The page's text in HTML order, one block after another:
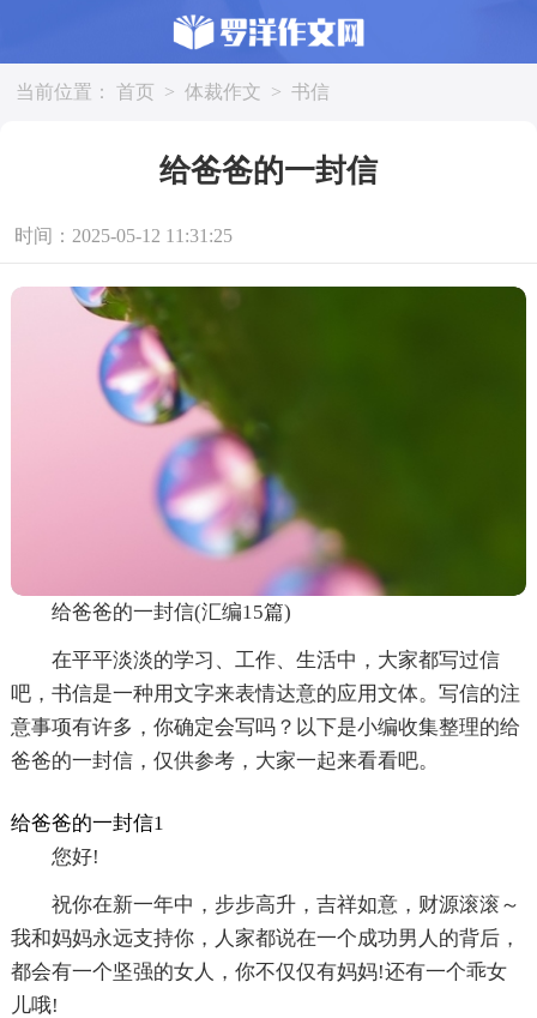
当前位置： 首页 > 体裁作文 > 书信
给爸爸的一封信
时间：2025-05-12 11:31:25
给爸爸的一封信(汇编15篇)
在平平淡淡的学习、工作、生活中，大家都写过信
吧，书信是一种用文字来表情达意的应用文体。写信的注
意事项有许多，你确定会写吗？以下是小编收集整理的给
爸爸的一封信，仅供参考，大家一起来看看吧。
给爸爸的一封信1
您好!
祝你在新一年中，步步高升，吉祥如意，财源滚滚～
我和妈妈永远支持你，人家都说在一个成功男人的背后，
都会有一个坚强的女人，你不仅仅有妈妈!还有一个乖女
儿哦!